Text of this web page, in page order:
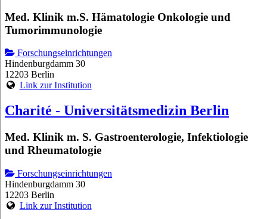
Med. Klinik m.S. Hämatologie Onkologie und
Tumorimmunologie
Forschungseinrichtungen
Hindenburgdamm 30
12203 Berlin
Link zur Institution
Charité - Universitätsmedizin Berlin
Med. Klinik m. S. Gastroenterologie, Infektiologie
und Rheumatologie
Forschungseinrichtungen
Hindenburgdamm 30
12203 Berlin
Link zur Institution